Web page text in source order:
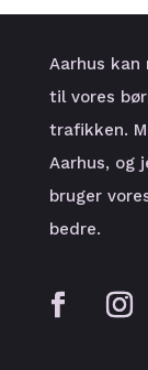
Aarhus kan
til vores
trafikken.
Aarhus, og
bruger
bedre.